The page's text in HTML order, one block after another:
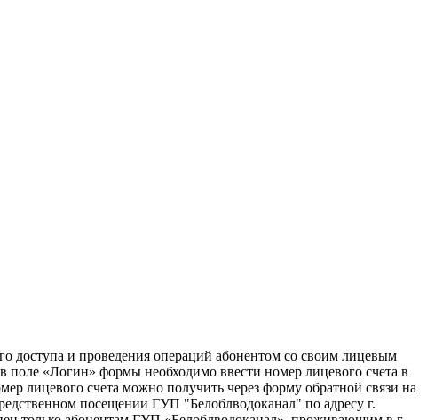
доступа и проведения операций абонентом со своим лицевым
поле «Логин» формы необходимо ввести номер лицевого счета в
лицевого счета можно получить через форму обратной связи на
посещении ГУП "Белоблводоканал" по адресу г.